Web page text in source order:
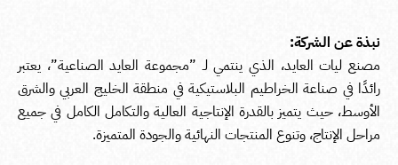
نبذة عن الشركة:
مصنع ليات العايد، الذي ينتمي لـ ”مجموعة العايد الصناعية”، يعتبر
رائدًا في صناعة الخراطيم البلاستيكية في منطقة الخليج العربي والشرق
الأوسط، حيث يتميز بالقدرة الإنتاجية العالية والتكامل الكامل في جميع
مراحل الإنتاج، وتنوع المنتجات النهائية والجودة المتميزة.